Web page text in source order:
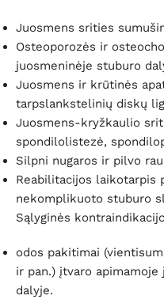
Juosmens srities
Osteoporozės ir
juosmeninėje stuburo
Juosmens ir krūtinės
tarpslankstelinių diskų
Juosmens-kryžkaulio
spondilolistezė,
Silpni nugaros ir pilvo
Reabilitacijos laikotarpis
nekomplikuoto stuburo
Sąlyginės
odos pakitimai
ir pan.) įtvaro apimamoje
dalyje.